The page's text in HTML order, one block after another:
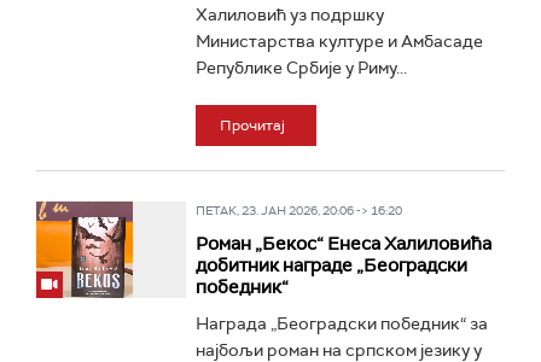
Халиловић уз подршку
Министарства културе и Амбасаде
Републике Србије у Риму...
Прочитај
ПЕТАК, 23. ЈАН 2026, 20:06 -> 16:20
Роман „Бекос“ Енеса Халиловића
добитник награде „Београдски
победник“
Награда „Београдски победник“ за
најбољи роман на српском језику у